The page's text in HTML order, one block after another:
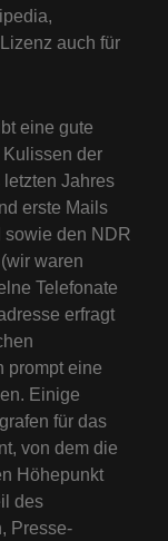
auch für
eine gute
der
Jahres
erste Mails
sowie den NDR
waren
Telefonate
erfragt
prompt eine
Einige
für das
von dem die
Höhepunkt
des
Presse-